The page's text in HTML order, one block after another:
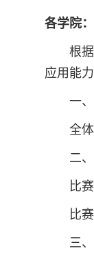
各学院：
根
应用能
一
全
二
比
比
三